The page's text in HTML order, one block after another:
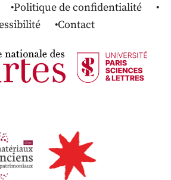
Politique de confidentialité
Contact